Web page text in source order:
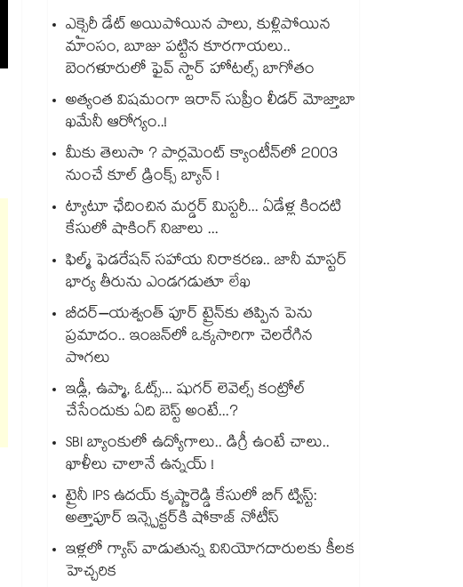
ఎక్సైరీ డేట్ అయిపోయిన పాలు, కుళ్లిపోయిన
మాంసం, బూజు పట్టిన కూరగాయలు..
బెంగళూరులో ఫైవ్ స్టార్ హోటల్స్ బాగోతం
అత్యంత విషమంగా ఇరాన్ సుప్రీం లీడర్ మోజ్తాబా
ఖమేనీ ఆరోగ్యం..!
మీకు తెలుసా ? పార్లమెంట్ క్యాంటీన్⁪లో 2003
నుంచే కూల్ డ్రింక్స్ బ్యాన్ !
ట్యాటూ ఛేదించిన మర్డర్ మిస్టరీ... ఏడేళ్ల కిందటి
కేసులో షాకింగ్ నిజాలు ...
ఫిల్మ్ ఫెడరేషన్ సహాయ నిరాకరణ.. జానీ మాస్టర్
భార్య తీరును ఎండగడుతూ లేఖ
బీదర్–యశ్వంత్ పూర్ ట్రైన్‎కు తప్పిన పెను
ప్రమాదం.. ఇంజన్‎లో ఒక్కసారిగా చెలరేగిన
పొగలు
ఇడ్లీ, ఉప్మా, ఓట్స్... షుగర్ లెవెల్స్ కంట్రోల్
చేసేందుకు ఏది బెస్ట్ అంటే...?
SBI బ్యాంకులో ఉద్యోగాలు.. డిగ్రీ ఉంటే చాలు..
ఖాళీలు చాలానే ఉన్నయ్ !
ట్రైనీ IPS ఉదయ్ కృష్ణారెడ్డి కేసులో బిగ్ ట్విస్ట్:
అత్తాపూర్ ఇన్స్పెక్టర్‎కి షోకాజ్ నోటీస్
ఇళ్లలో గ్యాస్ వాడుతున్న వినియోగదారులకు కీలక
హెచ్చరిక